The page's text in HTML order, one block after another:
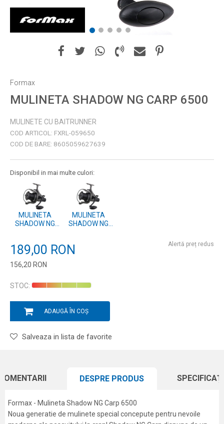
1 2 3 4 5
Formax
MULINETA SHADOW NG CARP 6500
MULINETE CU BAITRUNNER
COD ARTICOL: FXRL-059650
COD DE BARE: 8605059627639
Disponibil in mai multe culori:
MULINETA
SHADOW NG
MULINETA
SHADOW NG
189,00 RON
156,20 RON
Alertă preț redus
STOC:
ADAUGĂ ÎN COȘ
Salveaza in lista de favorite
DESPRE PRODUS
Formax - Mulineta Shadow NG Carp 6500
Noua generatie de mulinete special concepute pentru nevoile